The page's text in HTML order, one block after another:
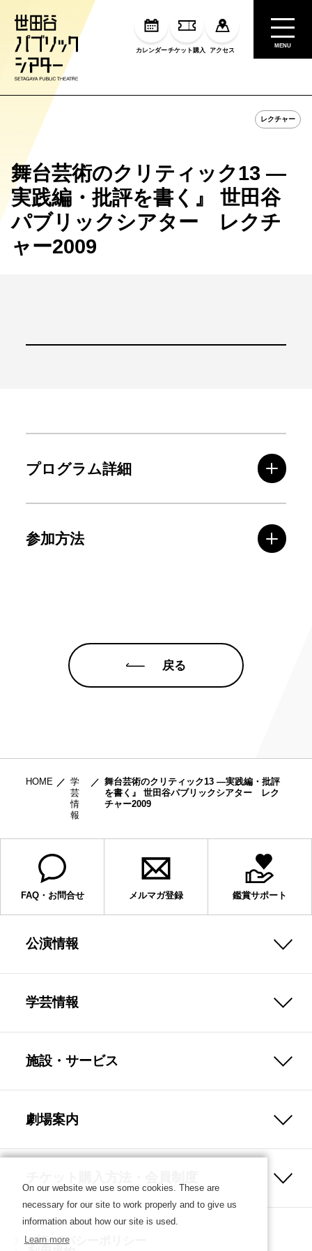
カレンダーチケット購入 アクセス
MENU
レクチャー
舞台芸術のクリティック13 ―
実践編・批評を書く』 世田谷
パブリックシアター レクチ
ャー2009
プログラム詳細
参加方法
戻る
HOME
学
芸
情
報
舞台芸術のクリティック13 ―実践編・批評
を書く』 世田谷パブリックシアター レク
チャー2009
FAQ・お問合せ メルマガ登録 鑑賞サポート
公演情報
学芸情報
施設・サービス
劇場案内
プライバシーポリシー
On our website we use some cookies. These are
necessary for our site to work properly and to give us
information about how our site is used.
Learn more